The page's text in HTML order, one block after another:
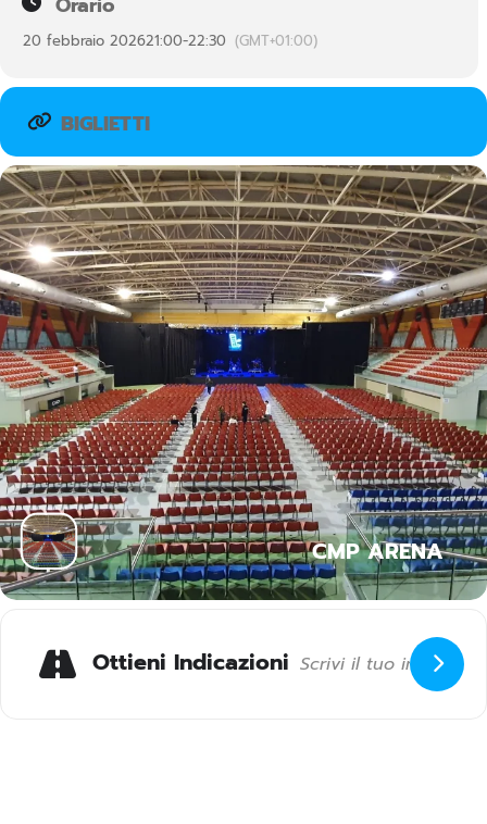
20 febbraio 202621:00-22:30 (GMT+01:00)
BIGLIETTI
CMP ARENA
Ottieni Indicazioni